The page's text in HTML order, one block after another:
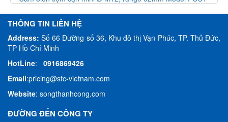
THÔNG TIN LIÊN HỆ
Address:Số 66 Đường số 36, Khu đô thị Vạn Phúc, TP. Thủ Đức,
TP Hồ Chí Minh
HotLine: 0916869426
Email:pricing@stc-vietnam.com
Website: songthanhcong.com
ĐƯỜNG ĐẾN CÔNG TY